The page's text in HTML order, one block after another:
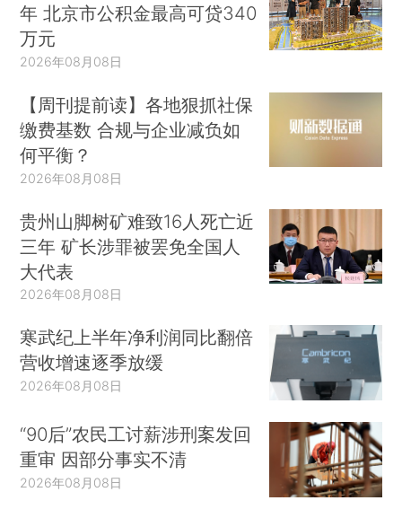
年 北京市公积金最高可贷340
万元
2026年08月08日
【周刊提前读】各地狠抓社保
缴费基数 合规与企业减负如
何平衡？
2026年08月08日
贵州山脚树矿难致16人死亡近
三年 矿长涉罪被罢免全国人
大代表
2026年08月08日
寒武纪上半年净利润同比翻倍
营收增速逐季放缓
2026年08月08日
“90后”农民工讨薪涉刑案发回
重审 因部分事实不清
2026年08月08日